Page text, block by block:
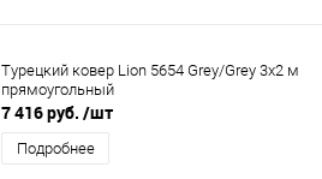
Турецкий ковер Lion 5654 Grey/Grey 3x2 м
прямоугольный
7 416 руб. /шт
Подробнее